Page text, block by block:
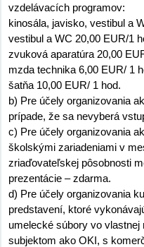
vzdelávacích programov:
kinosála, javisko, vestibul a
vestibul a WC 20,00 EUR/1
zvuková aparatúra 20,00
mzda technika 6,00 EUR/ 1
šatňa 10,00 EUR/ 1 hod.
b) Pre účely organizovania
prípade, že sa nevyberá
c) Pre účely organizovania
školskými zariadeniami v
zriaďovateľskej pôsobnosti
prezentácie – zdarma.
d) Pre účely organizovania
predstavení, ktoré
umelecké súbory vo vlastnej
subjektom ako OKI, s